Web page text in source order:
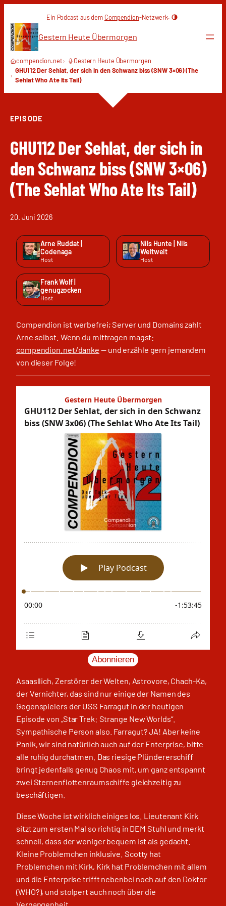
Inhalt
springen
Ein Podcast aus dem Compendion-Netzwerk.
Gestern Heute Übermorgen
compendion.net
Gestern Heute Übermorgen
GHU112 Der Sehlat, der sich in den Schwanz biss (SNW 3×06) (The
Sehlat Who Ate Its Tail)
EPISODE
GHU112 Der Sehlat, der sich in
den Schwanz biss (SNW 3×06)
(The Sehlat Who Ate Its Tail)
20. Juni 2026
Arne Ruddat |
Codenaga
Host
Nils Hunte | Nils
Weltweit
Host
Frank Wolf |
genugzocken
Host
Compendion ist werbefrei; Server und Domains zahlt
Arne selbst. Wenn du mittragen magst:
compendion.net/danke — und erzähle gern jemandem
von dieser Folge!
Abonnieren
Asaasllich, Zerstörer der Welten, Astrovore, Chach-Ka,
der Vernichter, das sind nur einige der Namen des
Gegenspielers der USS Farragut in der heutigen
Episode von „Star Trek: Strange New Worlds“.
Sympathische Person also. Farragut? JA! Aber keine
Panik, wir sind natürlich auch auf der Enterprise, bitte
alle ruhig durchatmen. Das riesige Plündererschiff
bringt jedenfalls genug Chaos mit, um ganz entspannt
zwei Sternenflottenraumschiffe gleichzeitig zu
beschäftigen.
Diese Woche ist wirklich einiges los. Lieutenant Kirk
sitzt zum ersten Mal so richtig in DEM Stuhl und merkt
schnell, dass der weniger bequem ist als gedacht.
Kleine Problemchen inklusive. Scotty hat
Problemchen mit Kirk, Kirk hat Problemchen mit allem
und die Enterprise trifft nebenbei noch auf den Doktor
(WHO?), und stolpert auch noch über die
Vergangenheit.